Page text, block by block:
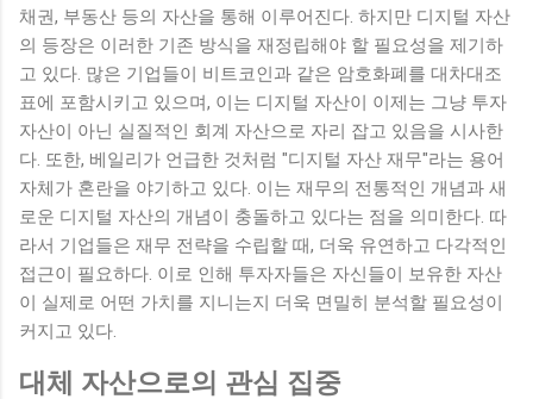
채권, 부동산 등의 자산을 통해 이루어진다. 하지만 디지털 자산
의 등장은 이러한 기존 방식을 재정립해야 할 필요성을 제기하
고 있다. 많은 기업들이 비트코인과 같은 암호화폐를 대차대조
표에 포함시키고 있으며, 이는 디지털 자산이 이제는 그냥 투자
자산이 아닌 실질적인 회계 자산으로 자리 잡고 있음을 시사한
다. 또한, 베일리가 언급한 것처럼 "디지털 자산 재무"라는 용어
자체가 혼란을 야기하고 있다. 이는 재무의 전통적인 개념과 새
로운 디지털 자산의 개념이 충돌하고 있다는 점을 의미한다. 따
라서 기업들은 재무 전략을 수립할 때, 더욱 유연하고 다각적인
접근이 필요하다. 이로 인해 투자자들은 자신들이 보유한 자산
이 실제로 어떤 가치를 지니는지 더욱 면밀히 분석할 필요성이
커지고 있다.
대체 자산으로의 관심 집중